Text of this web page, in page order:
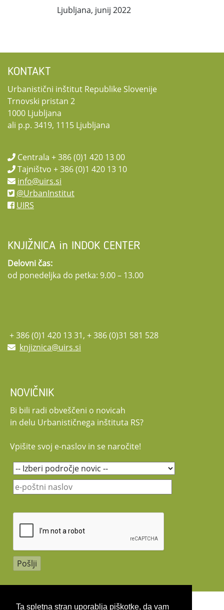
Ta spletna stran uporablja piškotke, da vam
Ljubljana, junij 2022
KONTAKT
Urbanistični inštitut Republike Slovenije
Trnovski pristan 2
1000 Ljubljana
ali p.p. 3419, 1115 Ljubljana
Centrala + 386 (0)1 420 13 00
Tajništvo + 386 (0)1 420 13 10
info@uirs.si
@UrbanInstitut
UIRS
KNJIŽNICA in INDOK CENTER
Delovni čas:
od ponedeljka do petka: 9.00 – 13.00
+ 386 (0)1 420 13 31, + 386 (0)31 581 528
knjiznica@uirs.si
NOVIČNIK
Bi bili radi obveščeni o novicah
in delu Urbanističnega inštituta RS?
Vpišite svoj e-naslov in se naročite!